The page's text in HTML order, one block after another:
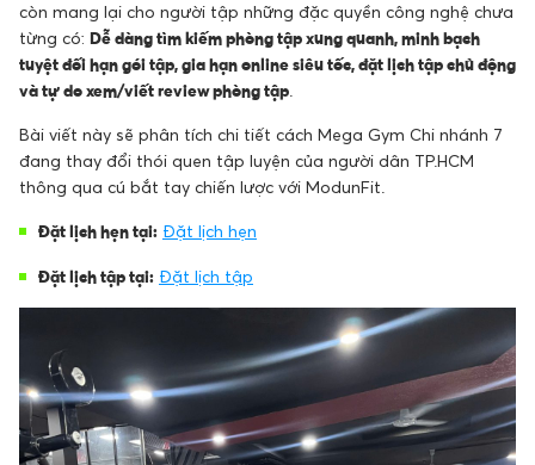
còn mang lại cho người tập những đặc quyền công nghệ chưa
từng có: Dễ dàng tìm kiếm phòng tập xung quanh, minh bạch
tuyệt đối hạn gói tập, gia hạn online siêu tốc, đặt lịch tập chủ động
và tự do xem/viết review phòng tập
Bài viết này sẽ phân tích chi tiết cách Mega Gym Chi nhánh 7
đang thay đổi thói quen tập luyện của người dân TP.HCM
thông qua cú bắt tay chiến lược với ModunFit.
Đặt lịch hẹn tại: Đặt lịch hẹn
Đặt lịch tập tại: Đặt lịch tập